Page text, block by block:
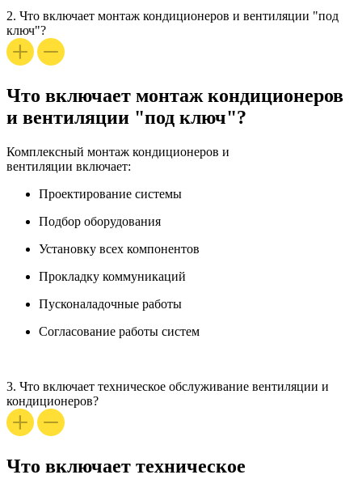
2. Что включает монтаж кондиционеров и вентиляции "под
ключ"?
Что включает монтаж кондиционеров
и вентиляции "под ключ"?
Комплексный монтаж кондиционеров и
вентиляции включает:
Проектирование системы
Подбор оборудования
Установку всех компонентов
Прокладку коммуникаций
Пусконаладочные работы
Согласование работы систем
3. Что включает техническое обслуживание вентиляции и
кондиционеров?
Что включает техническое